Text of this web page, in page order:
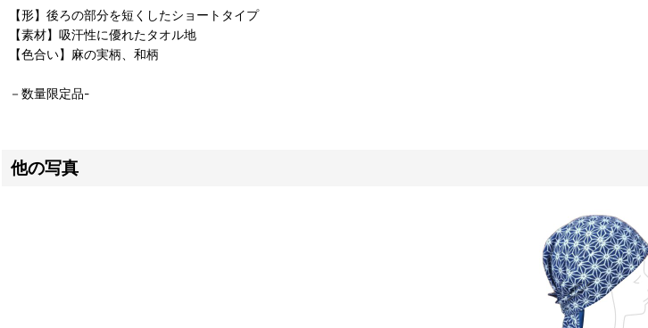
【形】後ろの部分を短くしたショートタイプ
【素材】吸汗性に優れたタオル地
【色合い】麻の実柄、和柄
－数量限定品-
他の写真